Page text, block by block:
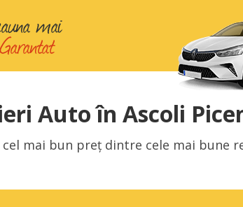
Auto în Ascoli
cel mai bun preț dintre cele mai bune